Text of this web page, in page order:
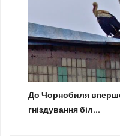
До Чорнобиля
гніздування біл...